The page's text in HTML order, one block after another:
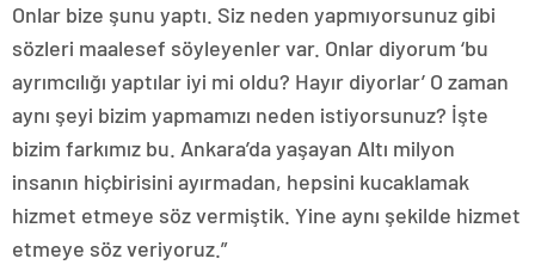
Onlar bize şunu yaptı. Siz neden yapmıyorsunuz gibi
sözleri maalesef söyleyenler var. Onlar diyorum ‘bu
ayrımcılığı yaptılar iyi mi oldu? Hayır diyorlar’ O zaman
aynı şeyi bizim yapmamızı neden istiyorsunuz? İşte
bizim farkımız bu. Ankara’da yaşayan Altı milyon
insanın hiçbirisini ayırmadan, hepsini kucaklamak
hizmet etmeye söz vermiştik. Yine aynı şekilde hizmet
etmeye söz veriyoruz.”